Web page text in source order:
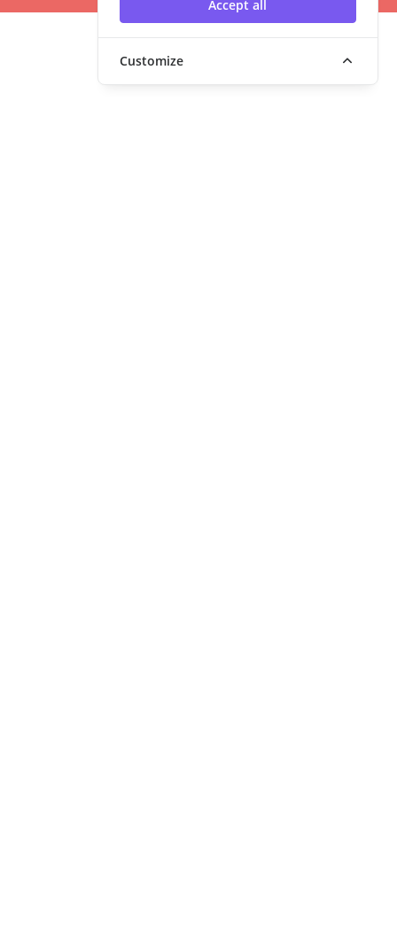
Accept all
Customize